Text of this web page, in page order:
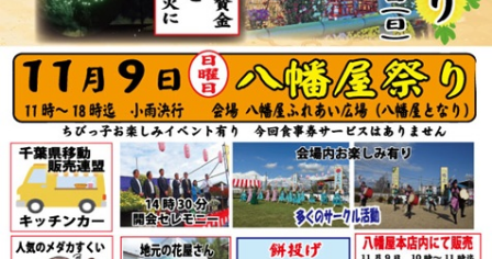
カ」
と
「レ
ー
パ
ン
ダ」
を
巻
き
ま
す。
体